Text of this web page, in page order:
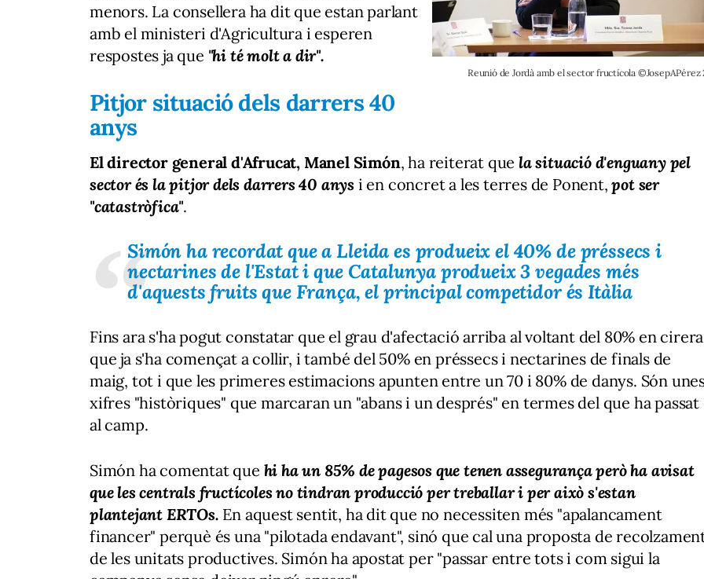
Reunió de Jordà amb el sector fructícola ©JosepAPérez
menors. La consellera ha dit que estan parlant
amb el ministeri d'Agricultura i esperen
respostes ja que "hi té molt a dir".
Pitjor situació dels darrers 40
anys
El director general d'Afrucat, Manel Simón, ha reiterat quela situació d'enguany pel
sector és la pitjor dels darrers 40 anys i en concret a les terres de Ponent,pot ser
"catastròfica".
Simón ha recordat que a Lleida es produeix el 40% de préssecs i
nectarines de l'Estat i que Catalunya produeix 3 vegades més
d'aquests fruits que França, el principal competidor és Itàlia
Fins ara s'ha pogut constatar que el grau d'afectació arriba al voltant del 80% en
que ja s'ha començat a collir, i també del 50% en préssecs i nectarines de finals de
maig, tot i que les primeres estimacions apunten entre un 70 i 80% de danys. Són
xifres "històriques" que marcaran un "abans i un després" en termes del que ha passat
al camp.
Simón ha comentat que hi ha un 85% de pagesos que tenen assegurança però ha avisat
que les centrals fructícoles no tindran producció per treballar i per això s'estan
plantejant ERTOs. En aquest sentit, ha dit que no necessiten més "apalancament
financer" perquè és una "pilotada endavant", sinó que cal una proposta de
de les unitats productives. Simón ha apostat per "passar entre tots i com sigui la